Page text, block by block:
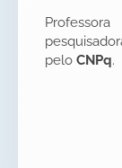
pelo CNPq.